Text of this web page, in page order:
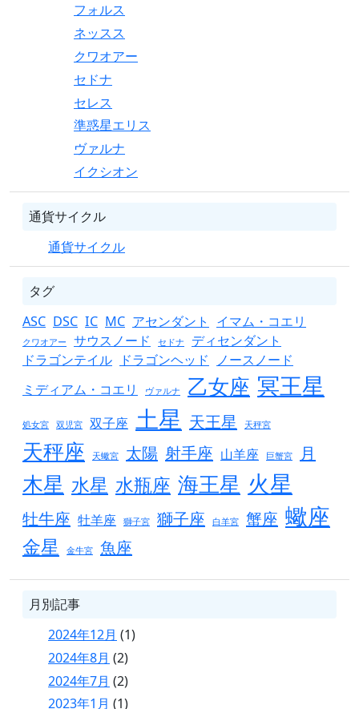
フォルス
ネッスス
クワオアー
セドナ
セレス
準惑星エリス
ヴァルナ
イクシオン
通貨サイクル
通貨サイクル
タグ
ASC DSC IC MC アセンダント イマム・コエリ
クワオアー サウスノード セドナ
ディセンダント
ドラゴンテイル
ドラゴンヘッド
ノースノード
ミディアム・コエリ
ヴァルナ 乙女座 冥王星
処女宮 双児宮 双子座 土星 天王星 天秤宮
天秤座 天蠍宮 太陽 射手座 山羊座 巨蟹宮 月
木星 水星 水瓶座 海王星 火星
牡牛座 牡羊座 獅子宮 獅子座 白羊宮 蟹座 蠍座
金星 金牛宮 魚座
月別記事
2024年12月 (1)
2024年8月 (2)
2024年7月 (2)
2023年1月 (1)